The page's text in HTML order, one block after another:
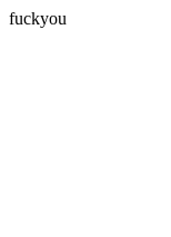
fuckyou